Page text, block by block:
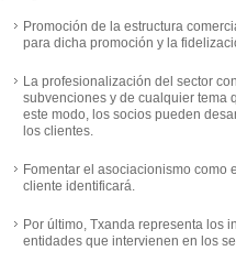
Promoción de la estructura
para dicha promoción y la
La profesionalización del sector
subvenciones y de cualquier tema
este modo, los socios pueden
los clientes.
Fomentar el asociacionismo como
cliente identificará.
Por último, Txanda representa los
entidades que intervienen en los